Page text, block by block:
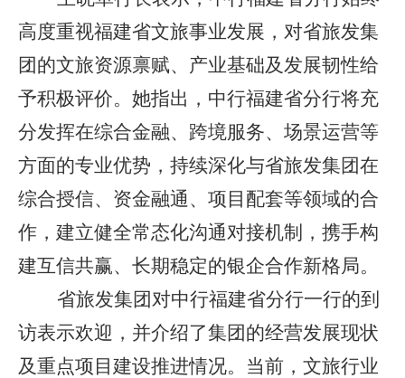
高度重视福建省文旅事业发展，对省旅发集
团的文旅资源禀赋、产业基础及发展韧性给
予积极评价。她指出，中行福建省分行将充
分发挥在综合金融、跨境服务、场景运营等
方面的专业优势，持续深化与省旅发集团在
综合授信、资金融通、项目配套等领域的合
作，建立健全常态化沟通对接机制，携手构
建互信共赢、长期稳定的银企合作新格局。
省旅发集团对中行福建省分行一行的到
访表示欢迎，并介绍了集团的经营发展现状
及重点项目建设推进情况。当前，文旅行业